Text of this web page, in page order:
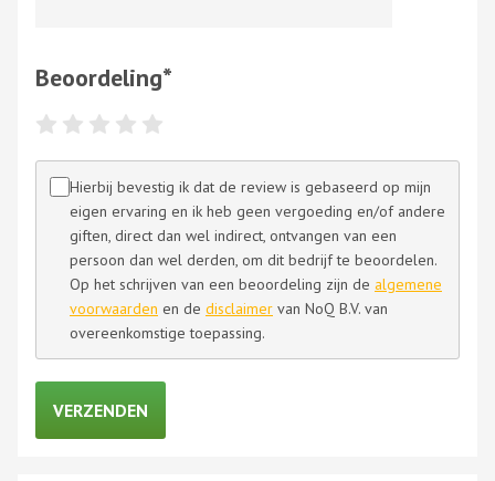
Beoordeling*
Hierbij bevestig ik dat de review is gebaseerd op mijn
eigen ervaring en ik heb geen vergoeding en/of andere
giften, direct dan wel indirect, ontvangen van een
persoon dan wel derden, om dit bedrijf te beoordelen.
Op het schrijven van een beoordeling zijn de algemene
voorwaarden en de disclaimer van NoQ B.V. van
overeenkomstige toepassing.